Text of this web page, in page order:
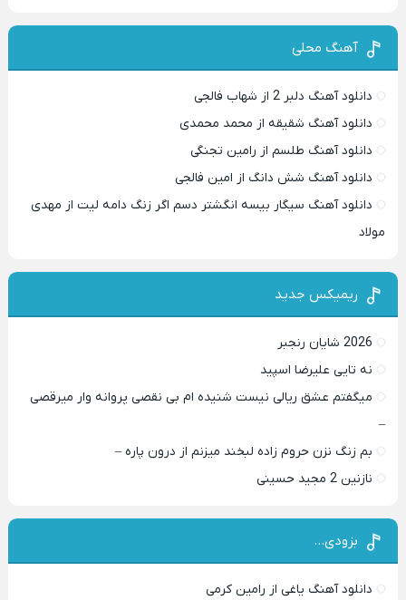
آهنگ محلی
دانلود آهنگ دلبر 2 از شهاب فالجی
دانلود آهنگ شقیقه از محمد محمدی
دانلود آهنگ طلسم از رامین تجنگی
دانلود آهنگ شش دانگ از امین فالجی
دانلود آهنگ سیگار بیسه انگشتر دسم اگر زنگ دامه لیت از مهدی
مولاد
ریمیکس جدید
2026 شایان رنجبر
نه تایی علیرضا اسپید
میگفتم عشق ریالی نیست شنیده ام بی نقصی پروانه وار میرقصی
–
بم زنگ نزن حروم زاده لبخند میزنم از درون پاره –
نازنین 2 مجید حسینی
بزودی…
دانلود آهنگ یاغی از رامین کرمی